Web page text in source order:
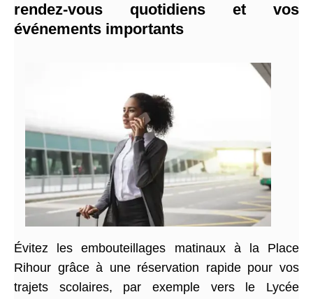
rendez-vous quotidiens et vos
événements importants
Évitez les embouteillages matinaux à la Place
Rihour grâce à une réservation rapide pour vos
trajets scolaires, par exemple vers le Lycée